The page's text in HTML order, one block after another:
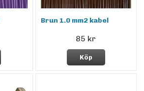
Brun 1.0 mm2 kabel
85 kr
Köp